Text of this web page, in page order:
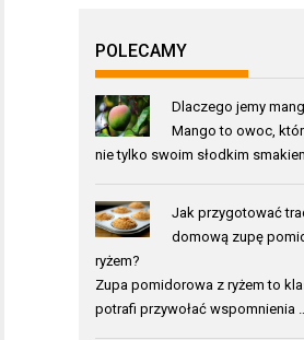
POLECAMY
Dlaczego jemy
Mango to owoc,
nie tylko swoim słodkim
Jak przygotować
domową zupę
ryżem?
Zupa pomidorowa z ryżem to
potrafi przywołać wspomnienia